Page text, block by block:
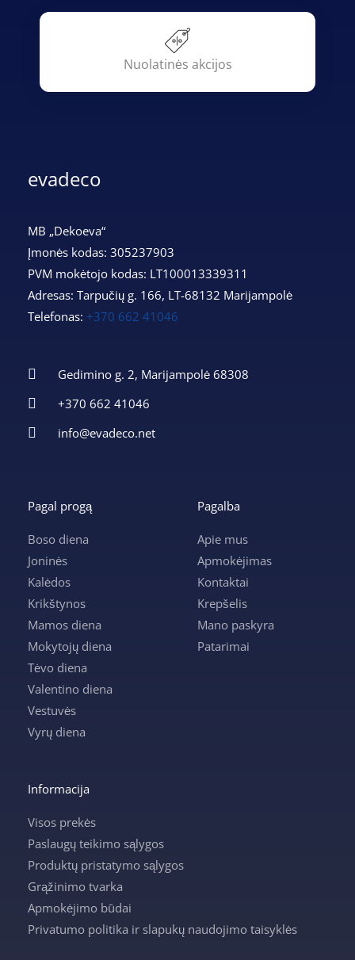
Nuolatinės akcijos
evadeco
MB „Dekoeva“
Įmonės kodas: 305237903
PVM mokėtojo kodas: LT100013339311
Adresas: Tarpučių g. 166, LT-68132 Marijampolė
Telefonas: +370 662 41046
Gedimino g. 2, Marijampolė 68308
+370 662 41046
info@evadeco.net
Pagal progą
Boso diena
Joninės
Kalėdos
Krikštynos
Mamos diena
Mokytojų diena
Tėvo diena
Valentino diena
Vestuvės
Vyrų diena
Pagalba
Apie mus
Apmokėjimas
Kontaktai
Krepšelis
Mano paskyra
Patarimai
Informacija
Visos prekės
Paslaugų teikimo sąlygos
Produktų pristatymo sąlygos
Grąžinimo tvarka
Apmokėjimo būdai
Privatumo politika ir slapukų naudojimo taisyklės